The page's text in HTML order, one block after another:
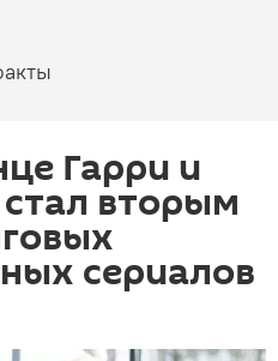
Гарри и
вторым
сериалов